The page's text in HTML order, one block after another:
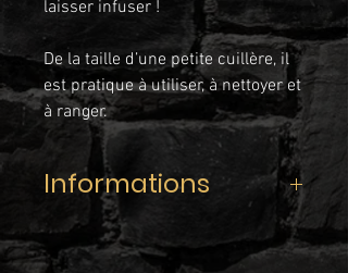
laisser infuser !
De la taille d’une petite cuillère, il
est pratique à utiliser, à nettoyer et
à ranger.
Informations
Caractéristiques : 150x42x22mm